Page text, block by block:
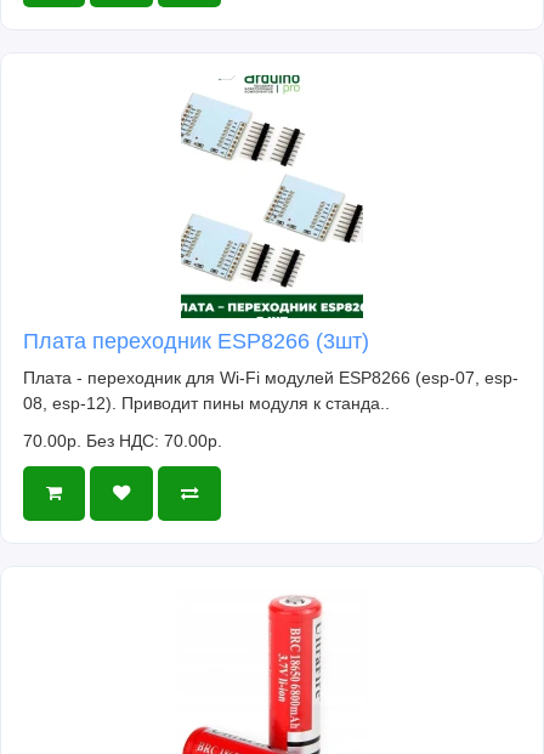
Плата переходник ESP8266 (3шт)
Плата - переходник для Wi-Fi модулей ESP8266 (esp-07, esp-
08, esp-12). Приводит пины модуля к станда..
70.00р. Без НДС: 70.00р.